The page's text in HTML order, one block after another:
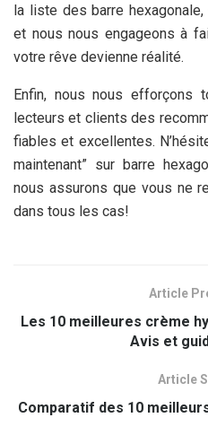
la liste des barre
et nous nous engageons à
votre rêve devienne réalité.
Enfin, nous nous efforçons
lecteurs et clients des
fiables et excellentes.
maintenant” sur barre
nous assurons que vous ne
dans tous les cas!
Article
Les 10 meilleures crème
Avis et
Article
Comparatif des 10